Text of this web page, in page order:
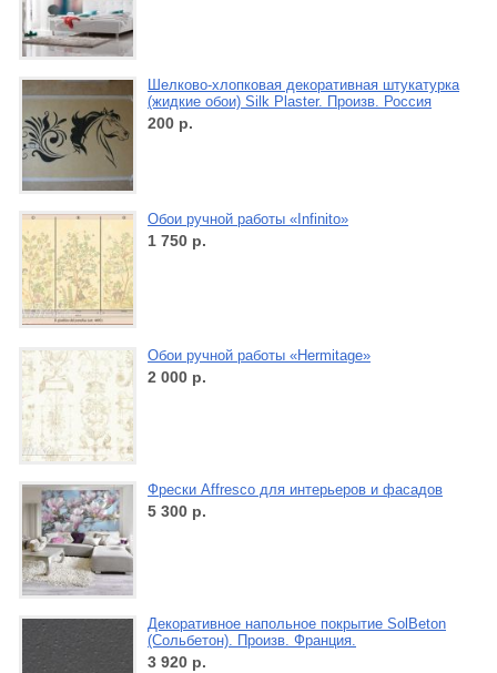
Шелково-хлопковая декоративная штукатурка
(жидкие обои) Silk Plaster. Произв. Россия
200 р.
Обои ручной работы «Infinito»
1 750 р.
Обои ручной работы «Hermitage»
2 000 р.
Фрески Affresco для интерьеров и фасадов
5 300 р.
Декоративное напольное покрытие SolBeton
(Сольбетон). Произв. Франция.
3 920 р.